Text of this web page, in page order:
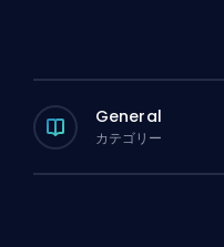
General
カテゴリー